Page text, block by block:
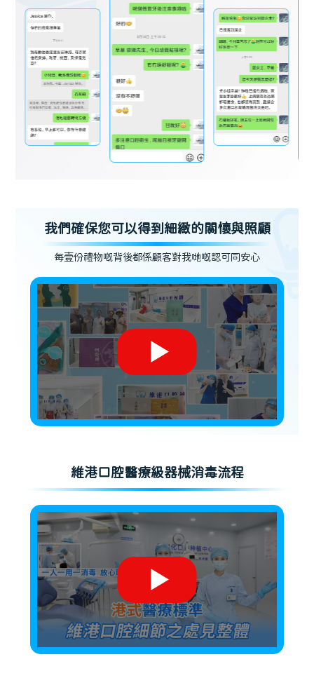
我們確保您可以得到細緻的關懷與照顧
每壹份禮物嘅背後都係顧客對我哋嘅認可同安心
維港口腔醫療級器械消毒流程